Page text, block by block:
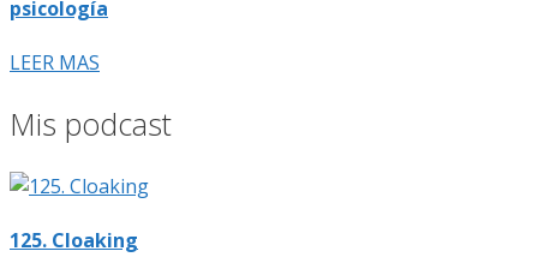
psicología
LEER MAS
Mis podcast
125. Cloaking